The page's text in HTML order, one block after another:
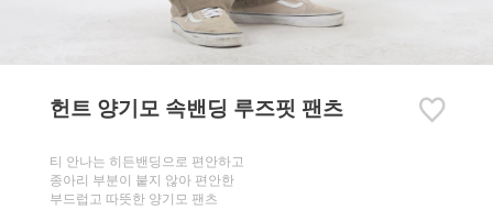
헌트 양기모 속밴딩 루즈핏 팬츠
티 안나는 히든밴딩으로 편안하고
종아리 부분이 붙지 않아 편안한
부드럽고 따뜻한 양기모 팬츠